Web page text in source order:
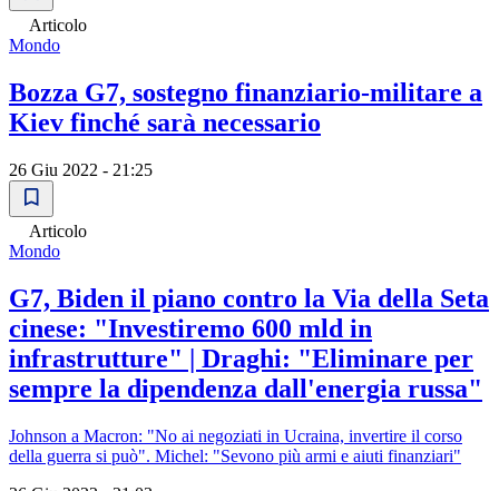
Articolo
Mondo
Bozza G7, sostegno finanziario-militare a
Kiev finché sarà necessario
26 Giu 2022 - 21:25
Articolo
Mondo
G7, Biden il piano contro la Via della Seta
cinese: "Investiremo 600 mld in
infrastrutture" | Draghi: "Eliminare per
sempre la dipendenza dall'energia russa"
Johnson a Macron: "No ai negoziati in Ucraina, invertire il corso
della guerra si può". Michel: "Sevono più armi e aiuti finanziari"